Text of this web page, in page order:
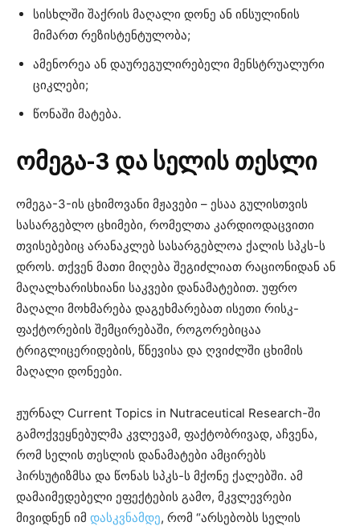
სისხლში შაქრის მაღალი დონე ან ინსულინის
მიმართ რეზისტენტულობა;
ამენორეა ან დაურეგულირებელი მენსტრუალური
ციკლები;
წონაში მატება.
ომეგა-3 და სელის თესლი
ომეგა-3-ის ცხიმოვანი მჟავები – ესაა გულისთვის
სასარგებლო ცხიმები, რომელთა კარდიოდაცვითი
თვისებებიც არანაკლებ სასარგებლოა ქალის სპკს-ს
დროს. თქვენ მათი მიღება შეგიძლიათ რაციონიდან ან
მაღალხარისხიანი საკვები დანამატებით. უფრო
მაღალი მოხმარება დაგეხმარებათ ისეთი რისკ-
ფაქტორების შემცირებაში, როგორებიცაა
ტრიგლიცერიდების, წნევისა და ღვიძლში ცხიმის
მაღალი დონეები.
ჟურნალ Current Topics in Nutraceutical Research-ში
გამოქვეყნებულმა კვლევამ, ფაქტობრივად, აჩვენა,
რომ სელის თესლის დანამატები ამცირებს
ჰირსუტიზმსა და წონას სპკს-ს მქონე ქალებში. ამ
დამაიმედებელი ეფექტების გამო, მკვლევრები
მივიდნენ იმ დასკვნამდე, რომ “არსებობს სელის